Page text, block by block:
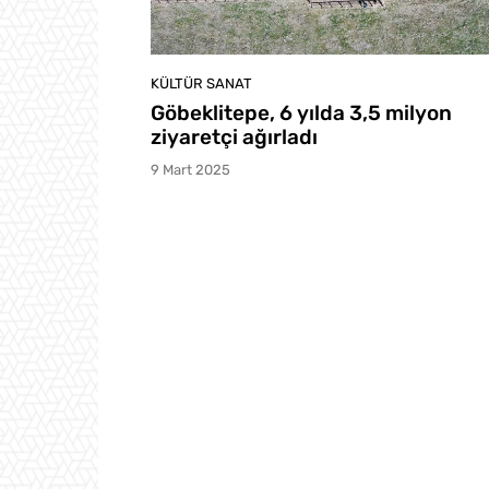
KÜLTÜR SANAT
Göbeklitepe, 6 yılda 3,5 milyon
ziyaretçi ağırladı
9 Mart 2025